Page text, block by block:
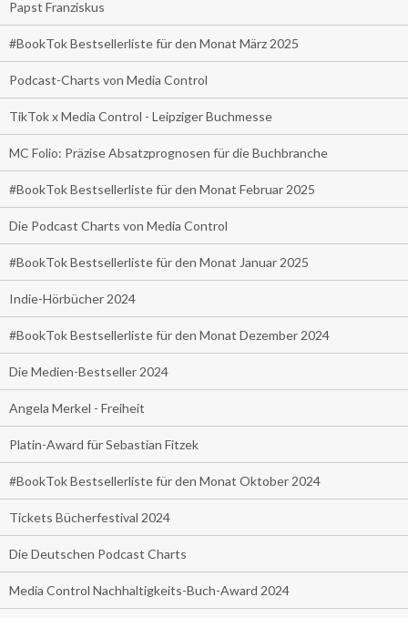
Papst Franziskus
#BookTok Bestsellerliste für den Monat März 2025
Podcast-Charts von Media Control
TikTok x Media Control - Leipziger Buchmesse
MC Folio: Präzise Absatzprognosen für die Buchbranche
#BookTok Bestsellerliste für den Monat Februar 2025
Die Podcast Charts von Media Control
#BookTok Bestsellerliste für den Monat Januar 2025
Indie-Hörbücher 2024
#BookTok Bestsellerliste für den Monat Dezember 2024
Die Medien-Bestseller 2024
Angela Merkel - Freiheit
Platin-Award für Sebastian Fitzek
#BookTok Bestsellerliste für den Monat Oktober 2024
Tickets Bücherfestival 2024
Die Deutschen Podcast Charts
Media Control Nachhaltigkeits-Buch-Award 2024